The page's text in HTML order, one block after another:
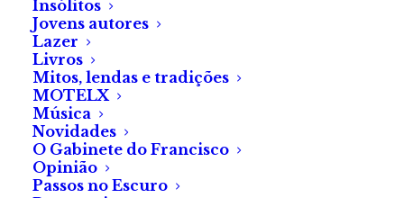
Insólitos
Jovens autores
Lazer
Livros
Mitos, lendas e tradições
MOTELX
Música
Novidades
O Gabinete do Francisco
Opinião
Passos no Escuro
Oficina — Revisão de Texto I